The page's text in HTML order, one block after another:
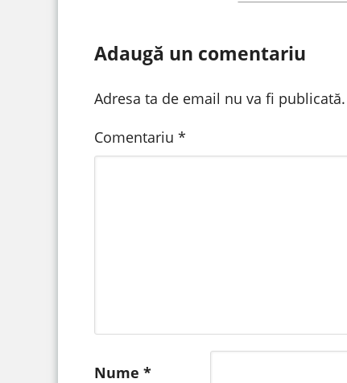
Adaugă un comentariu
Adresa ta de email nu va fi publicată.
Comentariu *
Nume *